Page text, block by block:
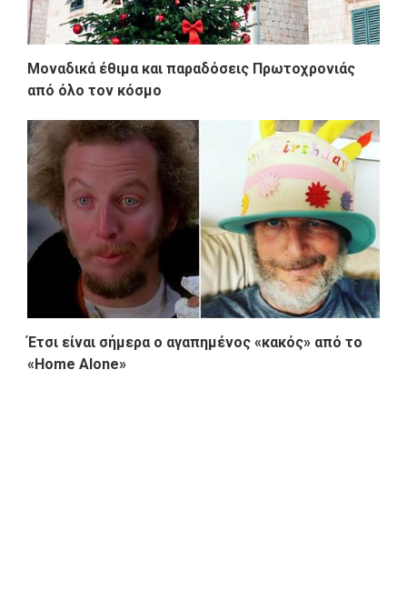
Μοναδικά έθιμα και παραδόσεις Πρωτοχρονιάς
από όλο τον κόσμο
Έτσι είναι σήμερα ο αγαπημένος «κακός» από το
«Home Alone»